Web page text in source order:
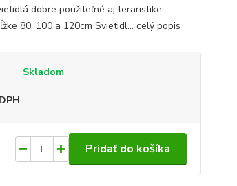
dobre použiteľné aj teraristike.
80, 100 a 120cm Svietidl... celý popis
Skladom
Pridať do košíka